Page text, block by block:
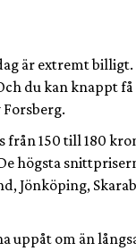
är extremt
du kan knappt
150 till 180
högsta
Jönköping,
uppåt om än